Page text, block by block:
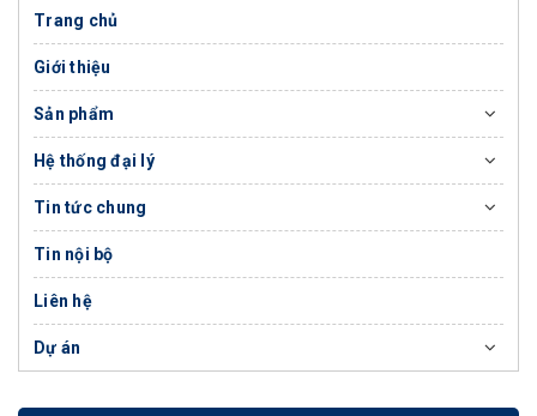
Trang chủ
Giới thiệu
Sản phẩm
Hệ thống đại lý
Tin tức chung
Tin nội bộ
Liên hệ
Dự án